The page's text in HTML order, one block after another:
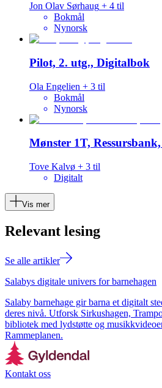
Jon Olav Sørhaug + 4 til
Bokmål
Nynorsk
Pilot, 2. utg., Digitalbok
Ola Engelien + 3 til
Bokmål
Nynorsk
Mønster 1T,
Tove Kalvø + 3 til
Digitalt
Vis mer
Relevant lesing
Se alle artikler
Salabys digitale univers for barnehagen
Salaby barnehage gir barna et digitalt
deres nivå. Utforsk Sirkushagen,
bibliotek med lydstøtte og
Rammeplanen.
Kontakt oss